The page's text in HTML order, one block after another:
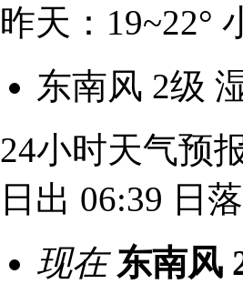
昨天：19~22°
东南风 2级
24小时天气预
日出 06:39 日
现在 东南风